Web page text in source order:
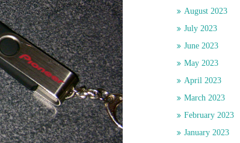
August 2023
July 2023
June 2023
May 2023
April 2023
March 2023
February 2023
January 2023